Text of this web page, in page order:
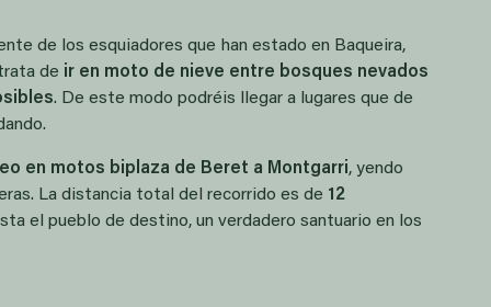
de los esquiadores que han estado en Baqueira,
de ir en moto de nieve entre bosques nevados
. De este modo podréis llegar a lugares que de
en motos biplaza de Beret a Montgarri, yendo
La distancia total del recorrido es de 12
el pueblo de destino, un verdadero santuario en los